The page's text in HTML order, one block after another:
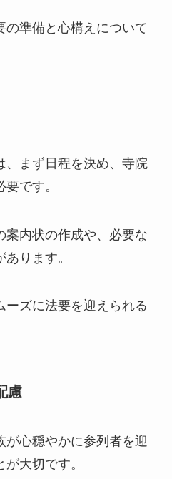
の準備と心構えについて
、まず日程を決め、寺院
です。
案内状の作成や、必要な
ります。
ーズに法要を迎えられる
慮
が心穏やかに参列者を迎
大切です。